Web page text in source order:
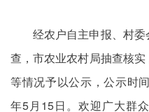
经农户自主申报、村
查，市农业农村局抽查核
等情况予以公示，公示时
年5月15日。欢迎广大群